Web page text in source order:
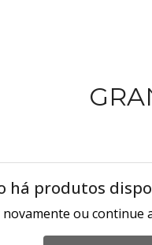
há produtos
ou continue